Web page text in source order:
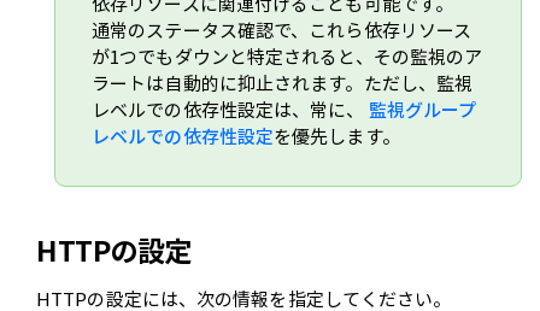
通常のステータス確認で、これら依存リソース
が1つでもダウンと特定されると、その監視のア
ラートは自動的に抑止されます。ただし、監視
レベルでの依存性設定は、常に、 監視グループ
レベルでの依存性設定を優先します。
HTTPの設定
HTTPの設定には、次の情報を指定してください。